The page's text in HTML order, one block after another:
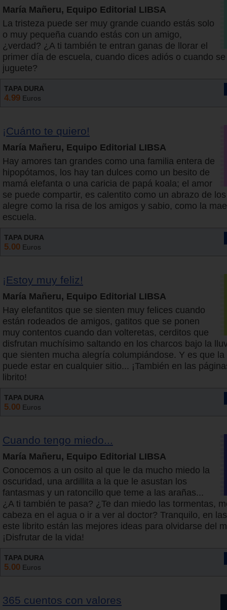
María Mañeru, Equipo Editorial LIBSA
La tristeza puede ser muy grande cuando estás solo
o muy pequeña cuando estás con un amigo,
¿verdad? ¿A ti también te entran ganas de llorar el
primer día de escuela, cuando dices adiós o cuando
juguete?
TAPA DURA
4.99 Euros
¡Cuánto te quiero!
María Mañeru, Equipo Editorial LIBSA
Hay amores tan grandes como una familia entera de
hipopótamos, los hay tan dulces como un besito de
mamá elefanta o una caricia de papá koala; el amor
se puede compartir, es calentito como un abrazo de
alegre como la risa de los amigos y sabio, como la
escuela.
TAPA DURA
5.00 Euros
¡Estoy muy feliz!
María Mañeru, Equipo Editorial LIBSA
Hay elefantitos que se sienten muy felices cuando
están rodeados de amigos, gatitos que se ponen
muy contentos cuando dan volteretas, cerditos que
disfrutan muchísimo saltando en los charcos bajo la
que sienten mucha alegría columpiándose. Y es que la
puede estar en cualquier sitio... ¡También en las
librito!
TAPA DURA
5.00 Euros
Cuando tengo miedo...
María Mañeru, Equipo Editorial LIBSA
Conocemos a un osito al que le da mucho miedo la
oscuridad, una ardillita a la que le asustan los
fantasmas y un ratoncillo que teme a las arañas...
¿A ti también te pasa? ¿Te dan miedo las tormentas,
cabeza en el agua o ir a ver al doctor? Tranquilo, en
este librito están las mejores ideas para olvidarse del
¡Disfrutar de la vida!
TAPA DURA
5.00 Euros
365 cuentos con valores